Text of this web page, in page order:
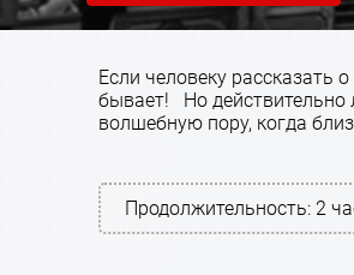
Если человеку рассказать
бывает! Но действительно
волшебную пору, когда
Продолжительность: 2